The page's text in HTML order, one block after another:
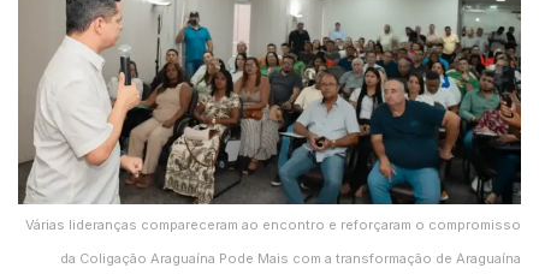
Várias lideranças compareceram ao encontro e reforçaram o compromisso
da Coligação Araguaína Pode Mais com a transformação de Araguaína